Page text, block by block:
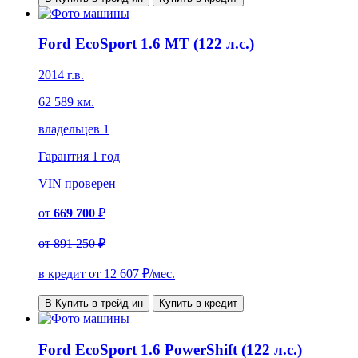
Ford EcoSport 1.6 МТ (122 л.с.)
2014 г.в.
62 589 км.
владельцев 1
Гарантия 1 год
VIN проверен
от 669 700 ₽
от891 250 ₽
в кредит от 12 607 ₽/мес.
В Купить в трейд ин Купить в кредит
Ford EcoSport 1.6 PowerShift (122 л.с.)